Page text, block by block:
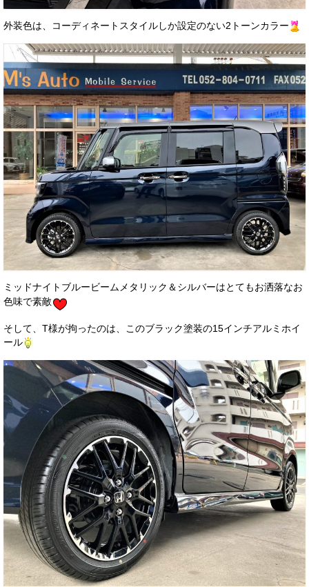
外装色は、コーディネートスタイルしか設定のない2トーンカラー
ミッドナイトブルービームメタリック＆シルバーはとてもお洒落なお
色味で素敵
そして、T様が拘ったのは、このブラック塗装の15インチアルミホイ
ール